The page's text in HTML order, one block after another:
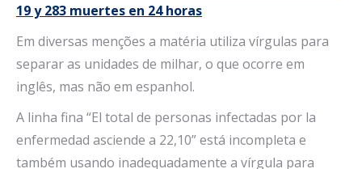
19 y 283 muertes en 24 horas
Em diversas menções a matéria utiliza vírgulas para
separar as unidades de milhar, o que ocorre em
inglês, mas não em espanhol.
A linha fina “El total de personas infectadas por la
enfermedad asciende a 22,10” está incompleta e
também usando inadequadamente a vírgula para